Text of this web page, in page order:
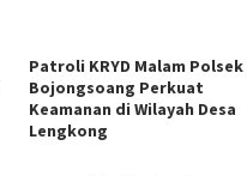
Patroli KRYD Malam Polsek
Bojongsoang Perkuat
Keamanan di Wilayah Desa
Lengkong